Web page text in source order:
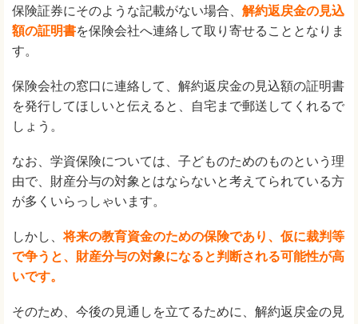
保険証券にそのような記載がない場合、 解約返戻金の見込
額の証明書を保険会社へ連絡して取り寄せることとなりま
す。
保険会社の窓口に連絡して、解約返戻金の見込額の証明書
を発行してほしいと伝えると、自宅まで郵送してくれるで
しょう。
なお、学資保険については、子どものためのものという理
由で、財産分与の対象とはならないと考えてられている方
が多くいらっしゃいます。
しかし、将来の教育資金のための保険であり、仮に裁判等
で争うと、財産分与の対象になると判断される可能性が高
いです。
そのため、今後の見通しを立てるために、解約返戻金の見